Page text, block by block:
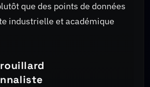
que des points de données
industrielle et académique